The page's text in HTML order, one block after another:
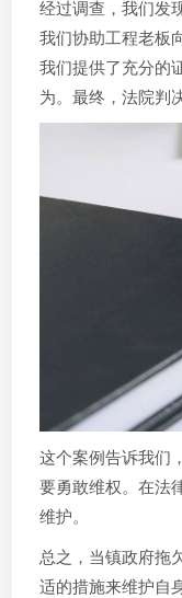
经过调查，我们发
我们协助工程老板
我们提供了充分的
为。最终，法院判
这个案例告诉我们
要勇敢维权。在法
维护。
总之，当镇政府拖
适的措施来维护自